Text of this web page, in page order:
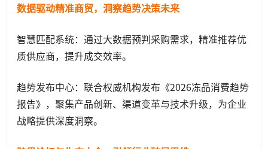
数据驱动精准商贸，洞察趋势决策未来
智慧匹配系统：通过大数据预判采购需求，精准推荐优
质供应商，提升成交效率。
趋势发布中心：联合权威机构发布《2026冻品消费趋势
报告》，聚集产品创新、渠道变革与技术升级，为企业
战略提供深度洞察。